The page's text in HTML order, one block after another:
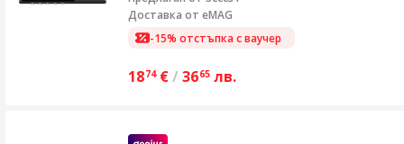
Доставка от eMAG
-15% отстъпка с ваучер
1874 €/ 3665 лв.